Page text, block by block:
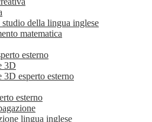
della lingua inglese
matematica
esterno
3D
3D esperto esterno
esterno
lingua inglese